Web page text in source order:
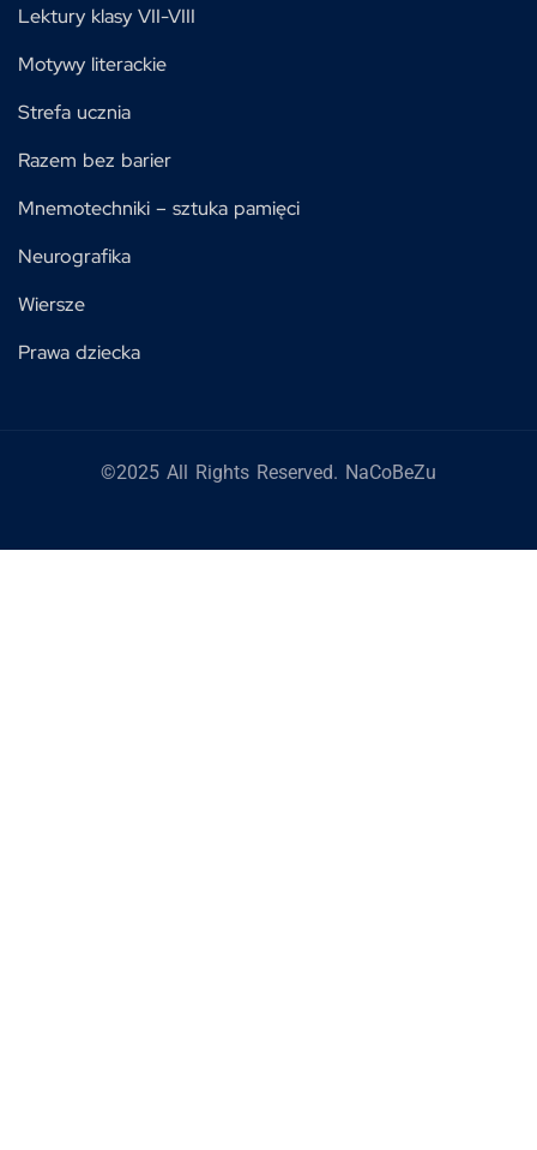
Lektury klasy VII-VIII
Motywy literackie
Strefa ucznia
Razem bez barier
Mnemotechniki – sztuka pamięci
Neurografika
Wiersze
Prawa dziecka
©2025 All Rights Reserved. NaCoBeZu